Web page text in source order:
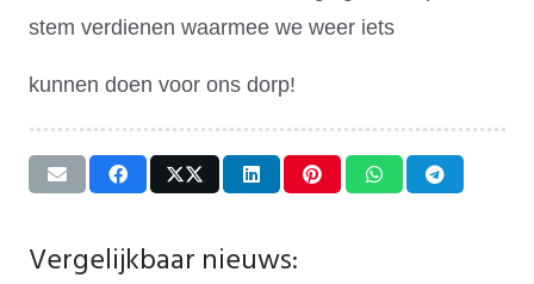
stem verdienen waarmee we weer iets
kunnen doen voor ons dorp!
Vergelijkbaar nieuws: